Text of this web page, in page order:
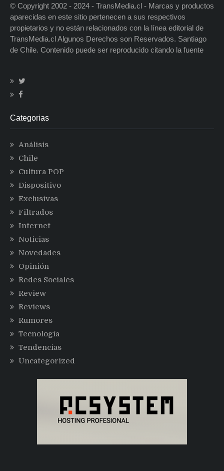
© Copyright 2002 - 2024 - TransMedia.cl - Marcas y productos
aparecidas en este sitio pertenecen a sus respectivos
propietarios y no están relacionados con la línea editorial de
TransMedia.cl Algunos Derechos son Reservados. Santiago
de Chile. Contenido puede ser reproducido citando la fuente
Categorias
Análisis
Chile
Cultura POP
Dispositivo
Exclusivas
Filtrados
Internet
Noticias
Novedades
Opinión
Redes Sociales
Review
Reviews
Rumores
Tecnología
Tendencias
Uncategorized